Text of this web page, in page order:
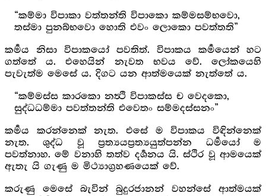
“කම්මා විපාකා වත්තන්ති විපාකො කම්මසම්භවො,
තස්මා පුනබ්භවො හොති එවං ලොකො පවත්තති”
කර්‍මය නිසා විපාකයෝ පවතිත්. විපාකය කර්‍මයෙන් හට
ගත්තේ ය. එහෙයින් නැවත භවය වේ. ලෝකයෙහි
පැවැත්ම මෙසේ ය. දිගට යන ආත්මයෙක් නැත්තේ ය.
“කම්මස්ස කාරකො නත්‍ථි විපාකස්ස ච වෙදකො,
සුද්ධධම්මා පවත්තන්ති එවෙතං සම්මදස්සනං”
කර්‍මය කරන්නෙක් නැත. එසේ ම විපාකය විඳින්නෙක්
නැත. ශුද්ධ වූ ප්‍රත්‍යයප්‍රත්‍යයුත්පන්න ධර්‍මයෝ ම
පවත්නාහ. මේ වනාහි තත්ව දර්‍ශනය යි. ස්ථිර වූ ආමයෙක්
ඇතැ යි ගැණු ම මිථ්‍යාග්‍රහණයෙක් වේ.
කරුණු මෙසේ බැවින් බුදුරජානන් වහන්සේ ආත්මයක්